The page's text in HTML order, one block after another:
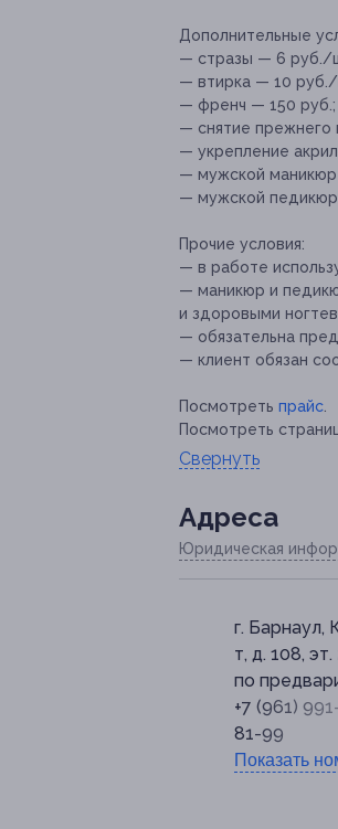
Дополнительные
— стразы — 6 руб./
— втирка — 10 руб./
— френч — 150 руб.;
— снятие прежнего
— укрепление
— мужской маникюр
— мужской педикюр
Прочие условия:
— в работе
— маникюр и
и здоровыми
— обязательна
— клиент обязан
Посмотреть прайс
Посмотреть
Свернуть
Адресa
Юридическая
г. Барнаул,
т, д. 108, эт.
по
+7 (961)
81-99
Показать